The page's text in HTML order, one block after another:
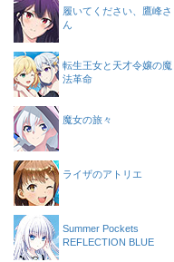
履いてください、鷹峰さ
ん
転生王女と天才令嬢の魔
法革命
魔女の旅々
ライザのアトリエ
Summer Pockets
REFLECTION BLUE